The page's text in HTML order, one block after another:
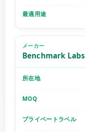
Benchmark Labs